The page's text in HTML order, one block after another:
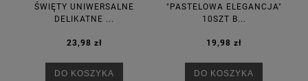
ŚWIĘTY UNIWERSALNE
DELIKATNE ...
23,98 zł
DO KOSZYKA
"PASTELOWA ELEGANCJA"
10SZT B...
19,98 zł
DO KOSZYKA